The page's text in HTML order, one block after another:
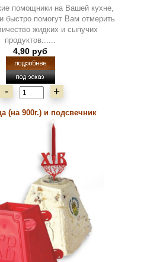
помощники на Вашей кухне,
быстро помогут Вам отмерить
жидких и сыпучих
продуктов......
4,90 руб
- +
(на 900г.) и подсвечник